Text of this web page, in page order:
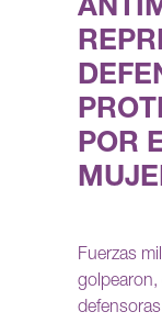
POR
Fuerzas
golpearon,